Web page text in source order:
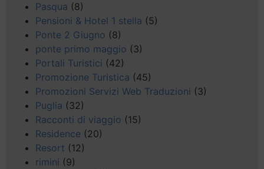
Pasqua (8)
Pensioni & Hotel 1 stella (5)
Ponte 2 Giugno (8)
ponte primo maggio (3)
Portali Turistici (42)
Promozione Turistica (45)
Promozioni Servizi Web Traduzioni (3)
Puglia (32)
Racconti di viaggio (15)
Residence (20)
Resort (12)
rimini (9)